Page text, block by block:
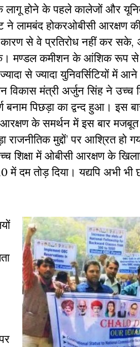
के पहले कालेजों और
ने लामबंद होकरओबीसी आरक्षण
से वे प्रतिरोध नहीं कर सके,
मण्डल कमीशन के आंशिक रूप से
से ज्यादा युनिवर्सिटियों में
मंत्री अर्जुन सिंह ने उच्च
पिछड़ा का द्वन्द हुआ। इस
के समर्थन में इस बार
मुद्दों’ पर आश्रित हो
शिक्षा में ओबीसी आरक्षण के
दम तोड़ दिया। यद्यपि अभी